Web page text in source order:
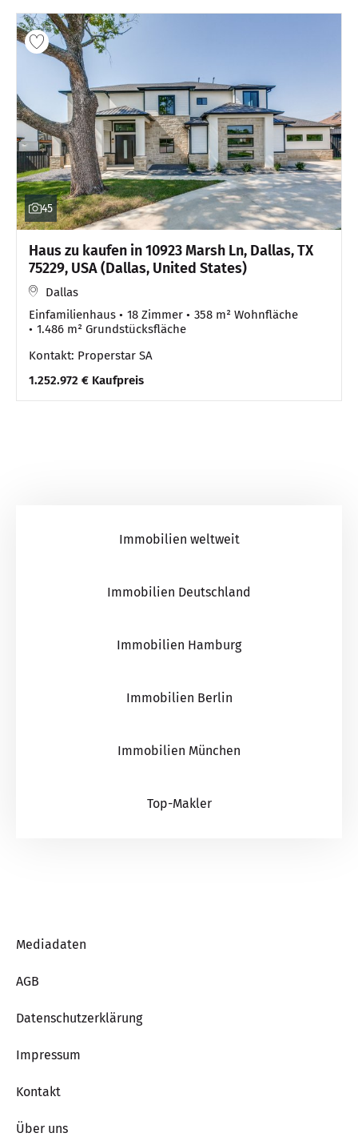
45
Haus zu kaufen in 10923 Marsh Ln, Dallas, TX
75229, USA (Dallas, United States)
Dallas
Einfamilienhaus
18 Zimmer
358 m² Wohnfläche
1.486 m² Grundstücksfläche
Kontakt: Properstar SA
1.252.972 € Kaufpreis
Immobilien weltweit
Immobilien Deutschland
Immobilien Hamburg
Immobilien Berlin
Immobilien München
Top-Makler
Mediadaten
AGB
Datenschutzerklärung
Impressum
Kontakt
Über uns